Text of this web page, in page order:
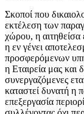
Σκοποί που
εκτέλεση των
χώρου, η
η εν γένει
προσφερόμενων
η Εταιρεία μας και
συνεργαζόμενες
καταστεί δυνατή η
επεξεργασία